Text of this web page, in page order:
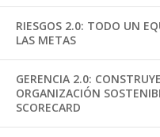
RIESGOS 2.0: TODO UN
LAS METAS
GERENCIA 2.0:
ORGANIZACIÓN
SCORECARD